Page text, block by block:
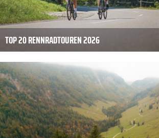
TOP 20 RENNRADTOUREN 2026